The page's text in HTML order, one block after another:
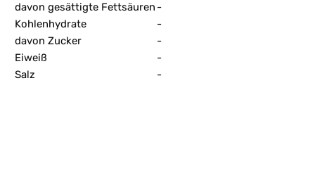
davon gesättigte Fettsäuren -
Kohlenhydrate
-
davon Zucker
-
Eiweiß
-
Salz
-